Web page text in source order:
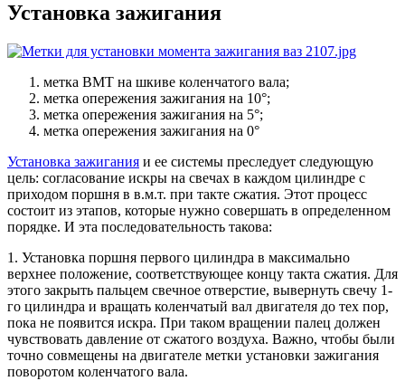
Установка зажигания
метка ВМТ на шкиве коленчатого вала;
метка опережения зажигания на 10°;
метка опережения зажигания на 5°;
метка опережения зажигания на 0°
Установка зажигания и ее системы преследует следующую
цель: согласование искры на свечах в каждом цилиндре с
приходом поршня в в.м.т. при такте сжатия. Этот процесс
состоит из этапов, которые нужно совершать в определенном
порядке. И эта последовательность такова:
1. Установка поршня первого цилиндра в максимально
верхнее положение, соответствующее концу такта сжатия. Для
этого закрыть пальцем свечное отверстие, вывернуть свечу 1-
го цилиндра и вращать коленчатый вал двигателя до тех пор,
пока не появится искра. При таком вращении палец должен
чувствовать давление от сжатого воздуха. Важно, чтобы были
точно совмещены на двигателе метки установки зажигания
поворотом коленчатого вала.